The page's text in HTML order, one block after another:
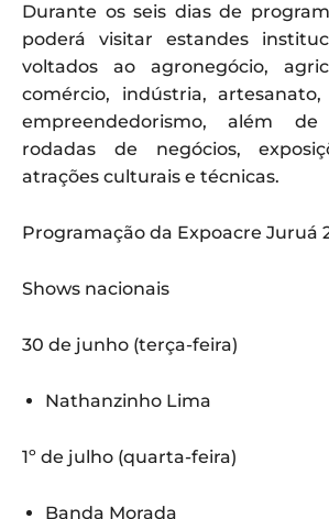
Durante os seis dias de
poderá visitar estandes
voltados ao agronegócio,
comércio, indústria,
empreendedorismo, além
rodadas de negócios,
atrações culturais e técnicas.
Programação da Expoacre Juruá
Shows nacionais
30 de junho (terça-feira)
Nathanzinho Lima
1º de julho (quarta-feira)
Banda Morada